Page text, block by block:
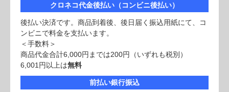
クロネコ代金後払い（コンビニ後払い）
後払い決済です。商品到着後、後日届く振込用紙にて、コ
ンビニで料金を支払います。
＜手数料＞
商品代金合計6,000円までは200円（いずれも税別）
6,001円以上は無料
前払い銀行振込